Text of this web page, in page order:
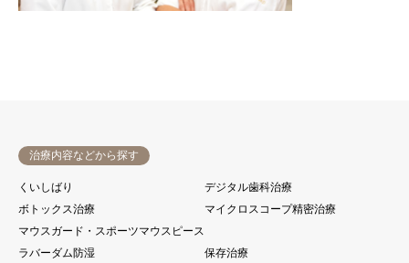
治療内容などから探す
くいしばり
デジタル歯科治療
ボトックス治療
マイクロスコープ精密治療
マウスガード・スポーツマウスピース
ラバーダム防湿
保存治療